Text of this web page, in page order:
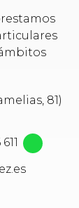
81)